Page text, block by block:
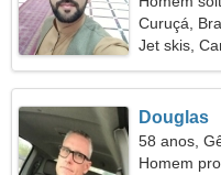
Curuçá,
Jet skis,
Douglas
58 anos,
Homem